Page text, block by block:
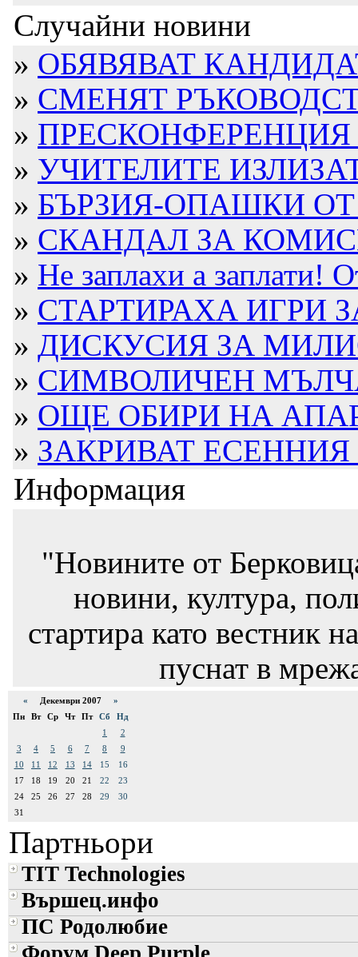
Случайни новини
» ОБЯВЯВАТ
» СМЕНЯТ
» ПРЕСКОНФЕРЕНЦИЯ
» УЧИТЕЛИТЕ
» БЪРЗИЯ-ОПАШКИ
» СКАНДАЛ ЗА
» Не заплахи а заплати!
» СТАРТИРАХА ИГРИ
» ДИСКУСИЯ ЗА
» СИМВОЛИЧЕН
» ОЩЕ ОБИРИ НА
» ЗАКРИВАТ
Информация
"Новините от
новини, култура,
стартира като вестник
пуснат в
« Декември 2007 »
Пн
Вт Ср Чт Пт Сб
Нд
1
2
3
4 5 6 7 8
9
10
11 12 13 14 15
16
17
18 19 20 21 22
23
24
25 26 27 28 29
30
31
Партньори
TIT Technologies
Вършец.инфо
ПС Родолюбие